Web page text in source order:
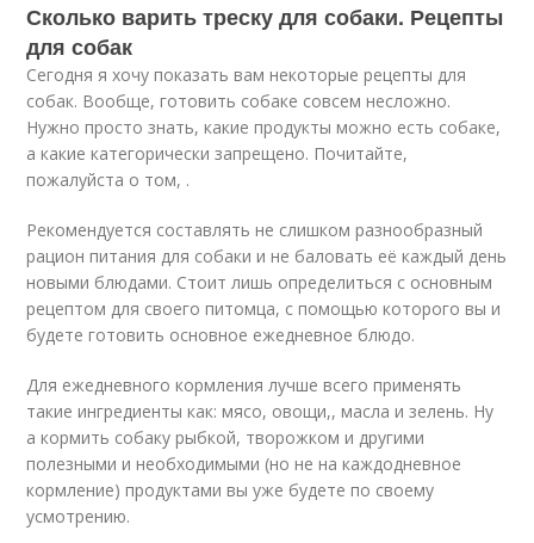
Сколько варить треску для собаки. Рецепты
для собак
Сегодня я хочу показать вам некоторые рецепты для
собак. Вообще, готовить собаке совсем несложно.
Нужно просто знать, какие продукты можно есть собаке,
а какие категорически запрещено. Почитайте,
пожалуйста о том, .
Рекомендуется составлять не слишком разнообразный
рацион питания для собаки и не баловать её каждый день
новыми блюдами. Стоит лишь определиться с основным
рецептом для своего питомца, с помощью которого вы и
будете готовить основное ежедневное блюдо.
Для ежедневного кормления лучше всего применять
такие ингредиенты как: мясо, овощи,, масла и зелень. Ну
а кормить собаку рыбкой, творожком и другими
полезными и необходимыми (но не на каждодневное
кормление) продуктами вы уже будете по своему
усмотрению.